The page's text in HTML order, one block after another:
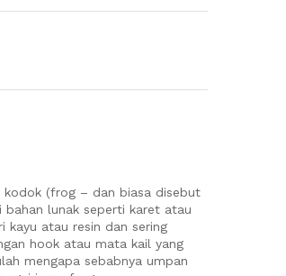
kodok (frog – dan biasa disebut
lunak seperti karet atau
kayu atau resin dan sering
hook atau mata kail yang
mengapa sebabnya umpan